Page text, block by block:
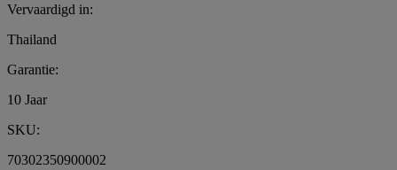
Vervaardigd in:
Thailand
Garantie:
10 Jaar
SKU:
70302350900002